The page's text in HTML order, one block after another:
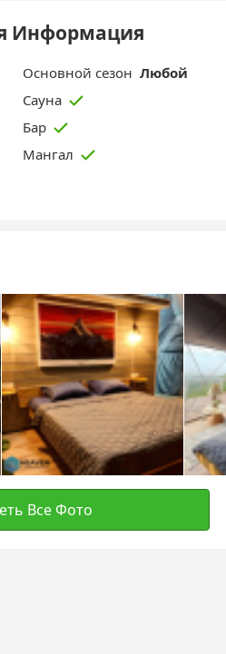
Информация
Основной сезон Любой
Сауна
Бар
Мангал
Все Фото